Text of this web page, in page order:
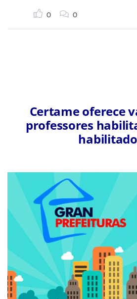
0 0
Certame oferece
professores